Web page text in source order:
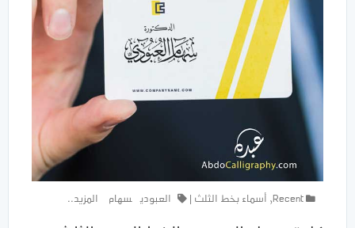
Recent
, أسماء بخط الثلث العبودي سهام المزيد..